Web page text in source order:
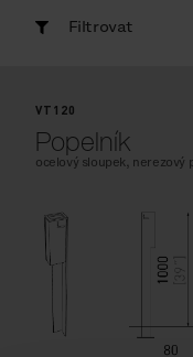
Filtrovat
VT120
Popelník
ocelový sloupek, nerezový